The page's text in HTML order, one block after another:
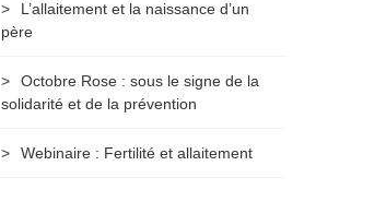
L’allaitement et la naissance d’un
père
Octobre Rose : sous le signe de la
solidarité et de la prévention
Webinaire : Fertilité et allaitement